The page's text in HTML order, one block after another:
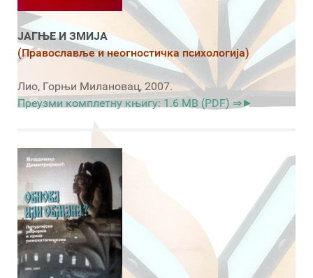
ЈАГЊЕ И ЗМИЈА
(Православље и неогностичка психологија)
Лио, Горњи Милановац, 2007.
Преузми комплетну књигу: 1.6 MB (PDF) ⇒►